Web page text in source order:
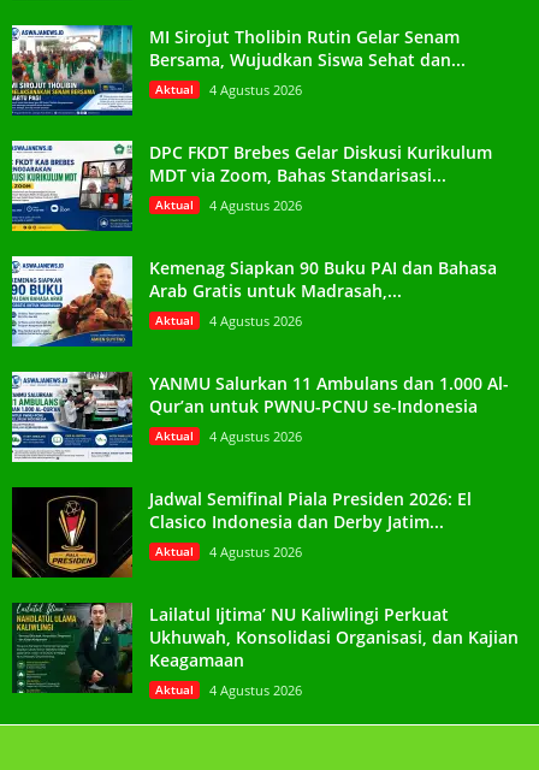
MI Sirojut Tholibin Rutin Gelar Senam
Bersama, Wujudkan Siswa Sehat dan...
Aktual 4 Agustus 2026
DPC FKDT Brebes Gelar Diskusi Kurikulum
MDT via Zoom, Bahas Standarisasi...
Aktual 4 Agustus 2026
Kemenag Siapkan 90 Buku PAI dan Bahasa
Arab Gratis untuk Madrasah,...
Aktual 4 Agustus 2026
YANMU Salurkan 11 Ambulans dan 1.000 Al-
Qur’an untuk PWNU-PCNU se-Indonesia
Aktual 4 Agustus 2026
Jadwal Semifinal Piala Presiden 2026: El
Clasico Indonesia dan Derby Jatim...
Aktual 4 Agustus 2026
Lailatul Ijtima’ NU Kaliwlingi Perkuat
Ukhuwah, Konsolidasi Organisasi, dan Kajian
Keagamaan
Aktual 4 Agustus 2026